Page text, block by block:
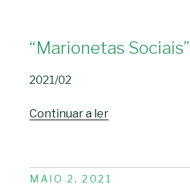
“Marionetas Sociais”
2021/02
Continuar a ler“Marionetas
PUBLICADO
MAIO 2, 2021